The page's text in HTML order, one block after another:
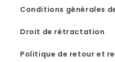
Conditions générales
Droit de rétractation
Politique de retour et